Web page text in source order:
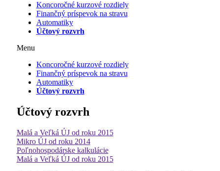
Koncoročné kurzové rozdiely
Finančný príspevok na stravu
Automatiky
Účtový rozvrh
Menu
Koncoročné kurzové rozdiely
Finančný príspevok na stravu
Automatiky
Účtový rozvrh
Účtový rozvrh
Malá a Veľká ÚJ od roku 2015
Mikro ÚJ od roku 2014
Poľnohospodárske kalkulácie
Malá a Veľká ÚJ od roku 2015